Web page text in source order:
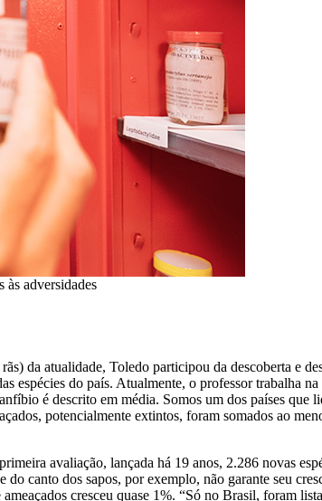
adversidades
da atualidade, Toledo participou da descoberta e
do país. Atualmente, o professor trabalha na
é descrito em média. Somos um dos países que
potencialmente extintos, foram somados ao
avaliação, lançada há 19 anos, 2.286 novas
canto dos sapos, por exemplo, não garante seu
cresceu quase 1%. “Só no Brasil, foram